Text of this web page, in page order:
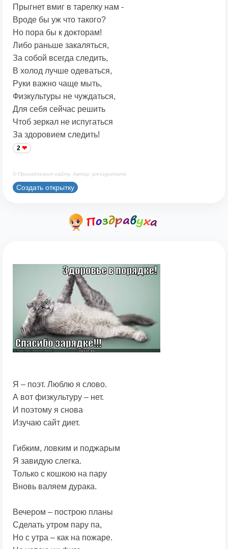
Прыгнет вмиг в тарелку нам -
Вроде бы уж что такого?
Но пора бы к докторам!
Либо раньше закаляться,
За собой всегда следить,
В холод лучше одеваться,
Руки важно чаще мыть,
Физкультуры не чуждаться,
Для себя сейчас решить
Чтоб зеркал не испугаться
За здоровием следить!
2
© Принадлежит сайту. Автор: pressgurmanio
Создать открытку
Я – поэт. Люблю я слово.
А вот физкультуру – нет.
И поэтому я снова
Изучаю сайт диет.
Гибким, ловким и поджарым
Я завидую слегка.
Только с кошкою на пару
Вновь валяем дурака.
Вечером – построю планы
Сделать утром пару па,
Но с утра – как на пожаре.